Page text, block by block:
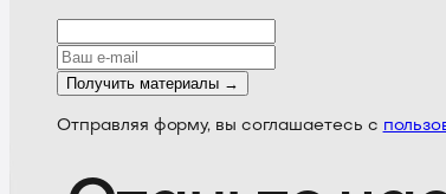
Получить материалы →
Отправляя форму, вы соглашаетесь с